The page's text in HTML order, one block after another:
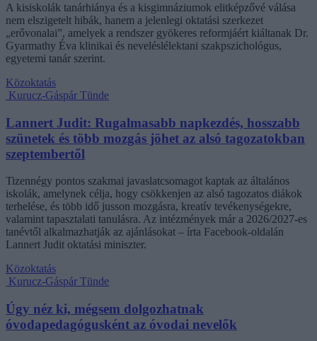
A kisiskolák tanárhiánya és a kisgimnáziumok elitképzővé válása
nem elszigetelt hibák, hanem a jelenlegi oktatási szerkezet
„erővonalai”, amelyek a rendszer gyökeres reformjáért kiáltanak Dr.
Gyarmathy Éva klinikai és neveléslélektani szakpszichológus,
egyetemi tanár szerint.
Közoktatás
Kurucz-Gáspár Tünde
Lannert Judit: Rugalmasabb napkezdés, hosszabb
szünetek és több mozgás jöhet az alsó tagozatokban
szeptembertől
Tizennégy pontos szakmai javaslatcsomagot kaptak az általános
iskolák, amelynek célja, hogy csökkenjen az alsó tagozatos diákok
terhelése, és több idő jusson mozgásra, kreatív tevékenységekre,
valamint tapasztalati tanulásra. Az intézmények már a 2026/2027-es
tanévtől alkalmazhatják az ajánlásokat – írta Facebook-oldalán
Lannert Judit oktatási miniszter.
Közoktatás
Kurucz-Gáspár Tünde
Úgy néz ki, mégsem dolgozhatnak
óvodapedagógusként az óvodai nevelők